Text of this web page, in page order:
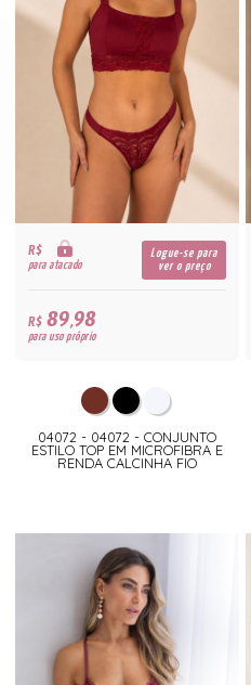
R$
para atacado
Logue-se para
ver o preço
R$89,98
para uso próprio
04072 - 04072 - CONJUNTO
ESTILO TOP EM MICROFIBRA E
RENDA CALCINHA FIO